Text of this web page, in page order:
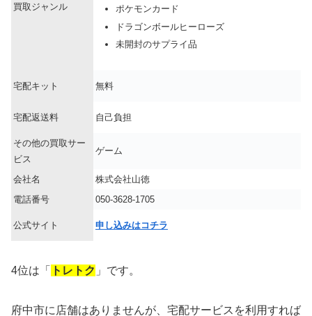
買取ジャンル
ポケモンカード
ドラゴンボールヒーローズ
未開封のサプライ品
宅配キット 無料
宅配返送料 自己負担
その他の買取サー
ビス
ゲーム
会社名
株式会社山徳
電話番号
050-3628-1705
公式サイト 申し込みはコチラ
4位は「 トレトク 」です。
府中市に店舗はありませんが、宅配サービスを利用すれば